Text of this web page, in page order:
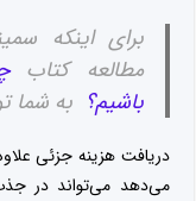
برای اینکه
مطالعه کتاب
باشیم؟ به شما
دریافت هزینه جزئی
می‌دهد می‌تواند در